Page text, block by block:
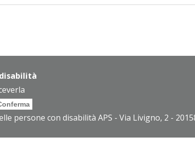
persone con disabilità APS - Via Livigno, 2 -